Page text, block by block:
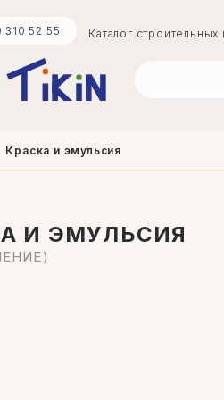
52 55 Каталог
Краска и эмульсия
И ЭМУЛЬСИЯ